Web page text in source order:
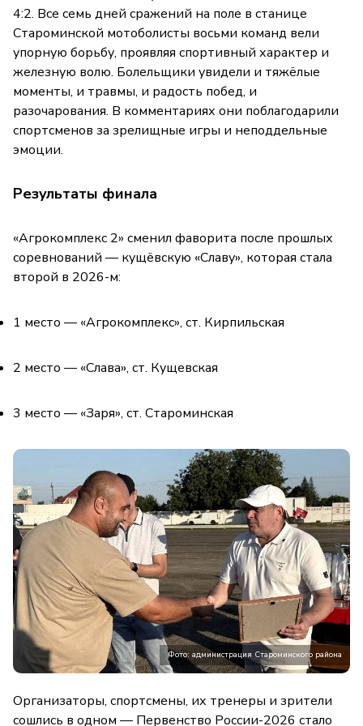
4:2. Все семь дней сражений на поле в станице
Староминской мотоболисты восьми команд вели
упорную борьбу, проявляя спортивный характер и
железную волю. Болельщики увидели и тяжёлые
моменты, и травмы, и радость побед, и
разочарования. В комментариях они поблагодарили
спортсменов за зрелищные игры и неподдельные
эмоции.
Результаты финала
«Агрокомплекс 2» сменил фаворита после прошлых
соревнований — кущёвскую «Славу», которая стала
второй в 2026-м:
1 место — «Агрокомплекс», ст. Кирпильская
2 место — «Слава», ст. Кущевская
3 место — «Заря», ст. Староминская
Фото: администрация Староминского района
Организаторы, спортсмены, их тренеры и зрители
сошлись в одном — Первенство России-2026 стало